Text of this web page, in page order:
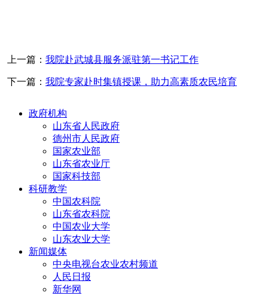
上一篇： 我院赴武城县服务派驻第一书记工作
下一篇： 我院专家赴时集镇授课，助力高素质农民培育
政府机构
山东省人民政府
德州市人民政府
国家农业部
山东省农业厅
国家科技部
科研教学
中国农科院
山东省农科院
中国农业大学
山东农业大学
新闻媒体
中央电视台农业农村频道
人民日报
新华网